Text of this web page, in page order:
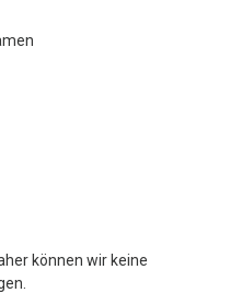
können wir keine